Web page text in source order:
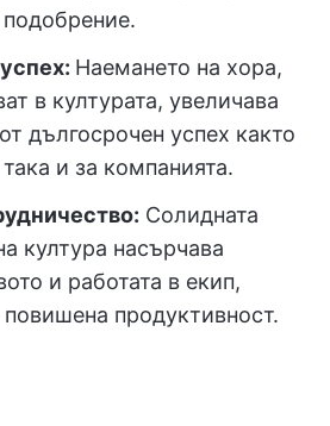
Наемането на хора,
в културата, увеличава
дългосрочен успех както
и за компанията.
Солидната
култура насърчава
и работата в екип,
продуктивност.